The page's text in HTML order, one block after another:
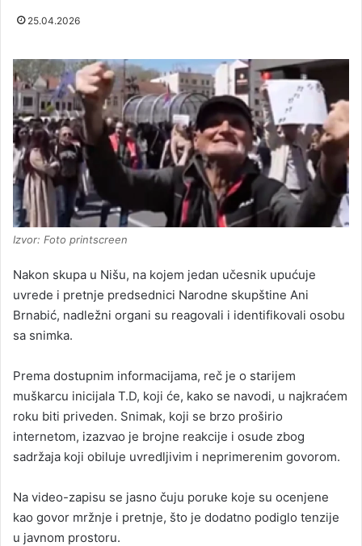
25.04.2026
Izvor: Foto printscreen
Nakon skupa u Nišu, na kojem jedan učesnik upućuje
uvrede i pretnje predsednici Narodne skupštine Ani
Brnabić, nadležni organi su reagovali i identifikovali osobu
sa snimka.
Prema dostupnim informacijama, reč je o starijem
muškarcu inicijala T.D, koji će, kako se navodi, u najkraćem
roku biti priveden. Snimak, koji se brzo proširio
internetom, izazvao je brojne reakcije i osude zbog
sadržaja koji obiluje uvredljivim i neprimerenim govorom.
Na video-zapisu se jasno čuju poruke koje su ocenjene
kao govor mržnje i pretnje, što je dodatno podiglo tenzije
u javnom prostoru.